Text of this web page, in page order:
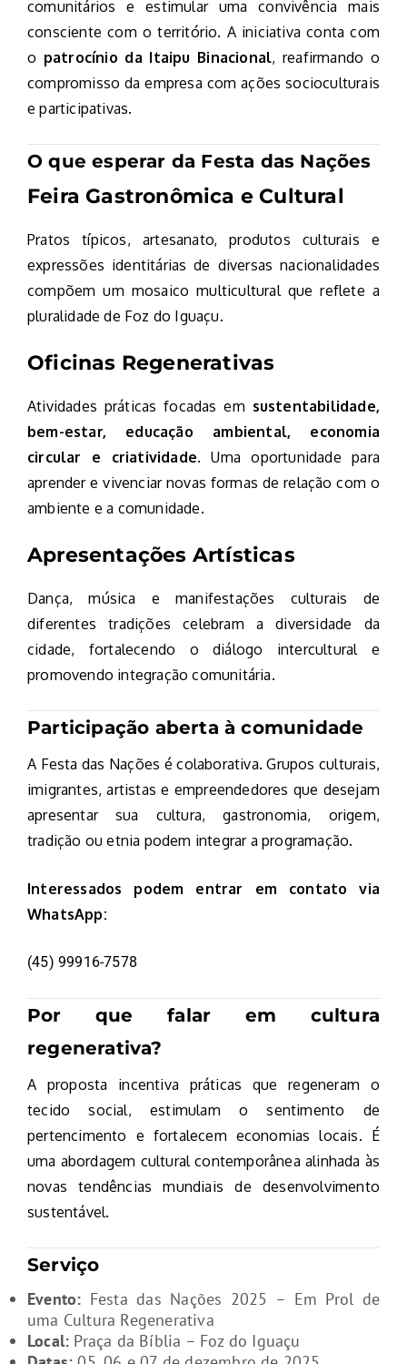
comunitários e estimular uma convivência mais
consciente com o território. A iniciativa conta com
o patrocínio da Itaipu Binacional, reafirmando o
compromisso da empresa com ações socioculturais
e participativas.
O que esperar da Festa das Nações
Feira Gastronômica e Cultural
Pratos típicos, artesanato, produtos culturais e
expressões identitárias de diversas nacionalidades
compõem um mosaico multicultural que reflete a
pluralidade de Foz do Iguaçu.
Oficinas Regenerativas
Atividades práticas focadas em sustentabilidade,
bem-estar, educação ambiental, economia
circular e criatividade. Uma oportunidade para
aprender e vivenciar novas formas de relação com o
ambiente e a comunidade.
Apresentações Artísticas
Dança, música e manifestações culturais de
diferentes tradições celebram a diversidade da
cidade, fortalecendo o diálogo intercultural e
promovendo integração comunitária.
Participação aberta à comunidade
A Festa das Nações é colaborativa. Grupos culturais,
imigrantes, artistas e empreendedores que desejam
apresentar sua cultura, gastronomia, origem,
tradição ou etnia podem integrar a programação.
Interessados podem entrar em contato via
WhatsApp:
(45) 99916-7578
Por que falar em cultura
regenerativa?
A proposta incentiva práticas que regeneram o
tecido social, estimulam o sentimento de
pertencimento e fortalecem economias locais. É
uma abordagem cultural contemporânea alinhada às
novas tendências mundiais de desenvolvimento
sustentável.
Serviço
Evento: Festa das Nações 2025 – Em Prol de
uma Cultura Regenerativa
Local: Praça da Bíblia – Foz do Iguaçu